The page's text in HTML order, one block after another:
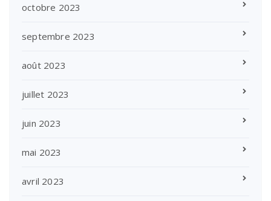
octobre 2023
septembre 2023
août 2023
juillet 2023
juin 2023
mai 2023
avril 2023